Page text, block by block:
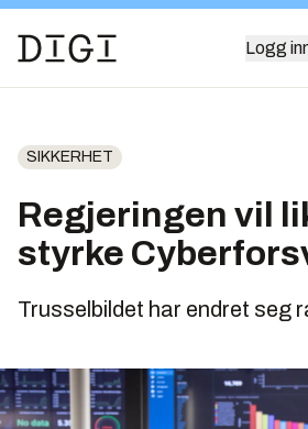
Logg
SIKKERHET
Regjeringen vil
styrke
Trusselbildet har endret seg